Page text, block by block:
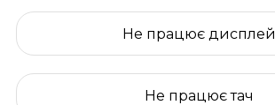
Не працює дисплей
Не працює тач